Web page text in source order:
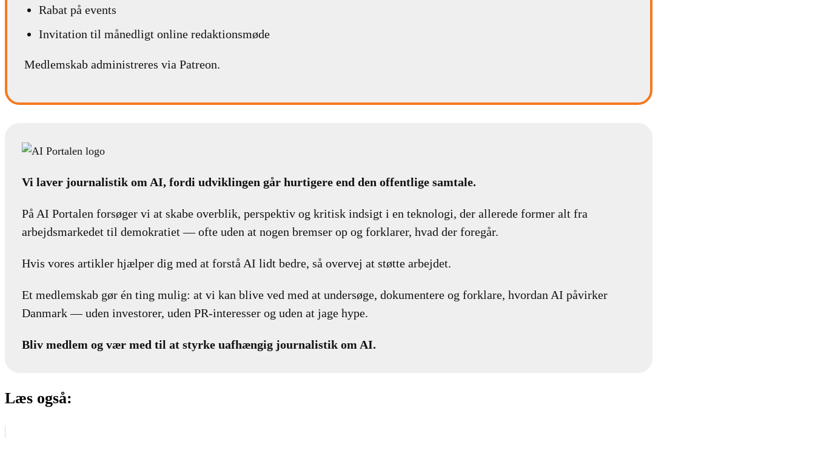
Rabat på events
Invitation til månedligt online redaktionsmøde
Medlemskab administreres via Patreon.
Vi laver journalistik om AI, fordi udviklingen går hurtigere end den offentlige samtale.
På AI Portalen forsøger vi at skabe overblik, perspektiv og kritisk indsigt i en teknologi, der allerede former alt fra
arbejdsmarkedet til demokratiet — ofte uden at nogen bremser op og forklarer, hvad der foregår.
Hvis vores artikler hjælper dig med at forstå AI lidt bedre, så overvej at støtte arbejdet.
Et medlemskab gør én ting mulig: at vi kan blive ved med at undersøge, dokumentere og forklare, hvordan AI påvirker
Danmark — uden investorer, uden PR-interesser og uden at jage hype.
Bliv medlem og vær med til at styrke uafhængig journalistik om AI.
Læs også: